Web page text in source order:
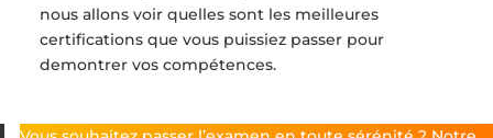
nous allons voir quelles sont les meilleures
certifications que vous puissiez passer pour
demontrer vos compétences.